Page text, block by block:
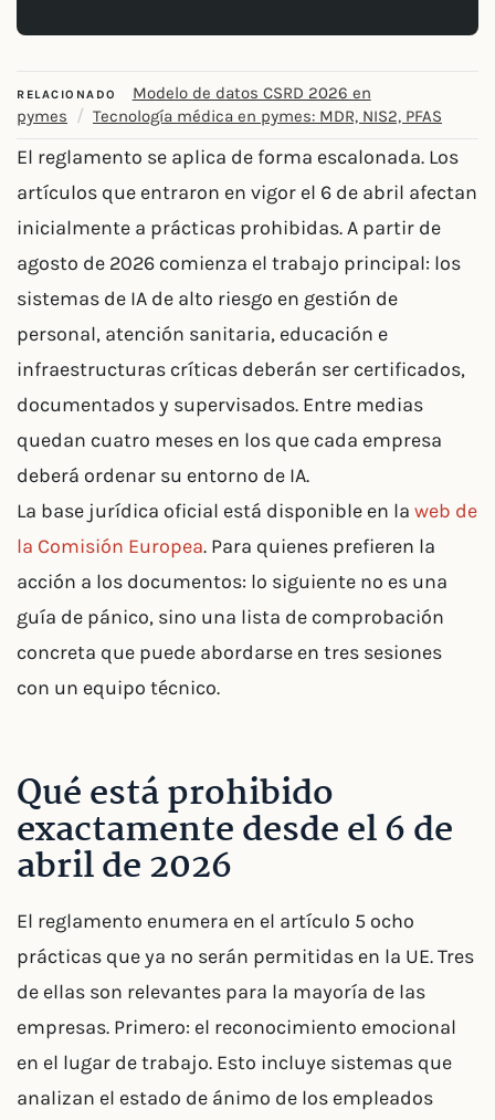
RELACIONADO
Modelo de datos CSRD 2026 en
pymes
/ Tecnología médica en pymes: MDR, NIS2, PFAS
El reglamento se aplica de forma escalonada. Los
artículos que entraron en vigor el 6 de abril afectan
inicialmente a prácticas prohibidas. A partir de
agosto de 2026 comienza el trabajo principal: los
sistemas de IA de alto riesgo en gestión de
personal, atención sanitaria, educación e
infraestructuras críticas deberán ser certificados,
documentados y supervisados. Entre medias
quedan cuatro meses en los que cada empresa
deberá ordenar su entorno de IA.
La base jurídica oficial está disponible en la web de
la Comisión Europea. Para quienes prefieren la
acción a los documentos: lo siguiente no es una
guía de pánico, sino una lista de comprobación
concreta que puede abordarse en tres sesiones
con un equipo técnico.
Qué está prohibido
exactamente desde el 6 de
abril de 2026
El reglamento enumera en el artículo 5 ocho
prácticas que ya no serán permitidas en la UE. Tres
de ellas son relevantes para la mayoría de las
empresas. Primero: el reconocimiento emocional
en el lugar de trabajo. Esto incluye sistemas que
analizan el estado de ánimo de los empleados